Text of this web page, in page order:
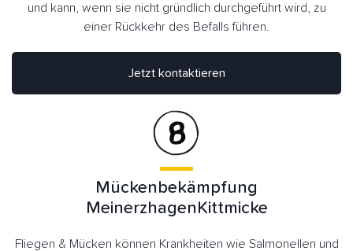
und kann, wenn sie nicht gründlich durchgeführt wird, zu
einer Rückkehr des Befalls führen.
Jetzt kontaktieren
Mückenbekämpfung
MeinerzhagenKittmicke
Fliegen & Mücken können Krankheiten wie Salmonellen und